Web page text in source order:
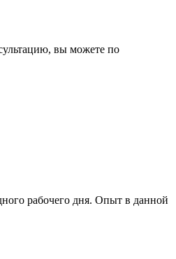
вы можете по
рабочего дня. Опыт в данной